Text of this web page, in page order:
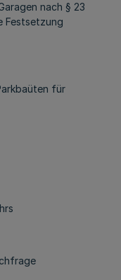
nach § 23
Festsetzung
für